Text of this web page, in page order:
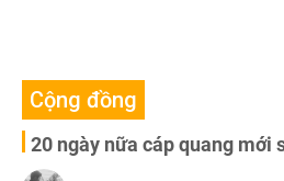
Cộng đồng
20 ngày nữa cáp quang mới